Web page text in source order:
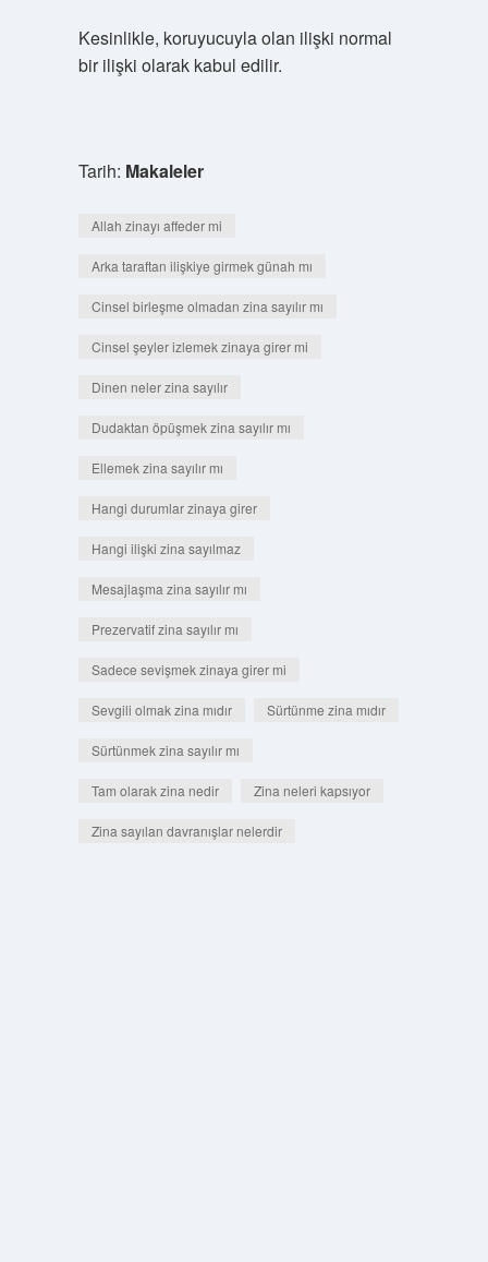
Kesinlikle, koruyucuyla olan ilişki normal
bir ilişki olarak kabul edilir.
Tarih: Makaleler
Allah zinayı affeder mi
Arka taraftan ilişkiye girmek günah mı
Cinsel birleşme olmadan zina sayılır mı
Cinsel şeyler izlemek zinaya girer mi
Dinen neler zina sayılır
Dudaktan öpüşmek zina sayılır mı
Ellemek zina sayılır mı
Hangi durumlar zinaya girer
Hangi ilişki zina sayılmaz
Mesajlaşma zina sayılır mı
Prezervatif zina sayılır mı
Sadece sevişmek zinaya girer mi
Sevgili olmak zina mıdır Sürtünme zina mıdır
Sürtünmek zina sayılır mı
Tam olarak zina nedir Zina neleri kapsıyor
Zina sayılan davranışlar nelerdir